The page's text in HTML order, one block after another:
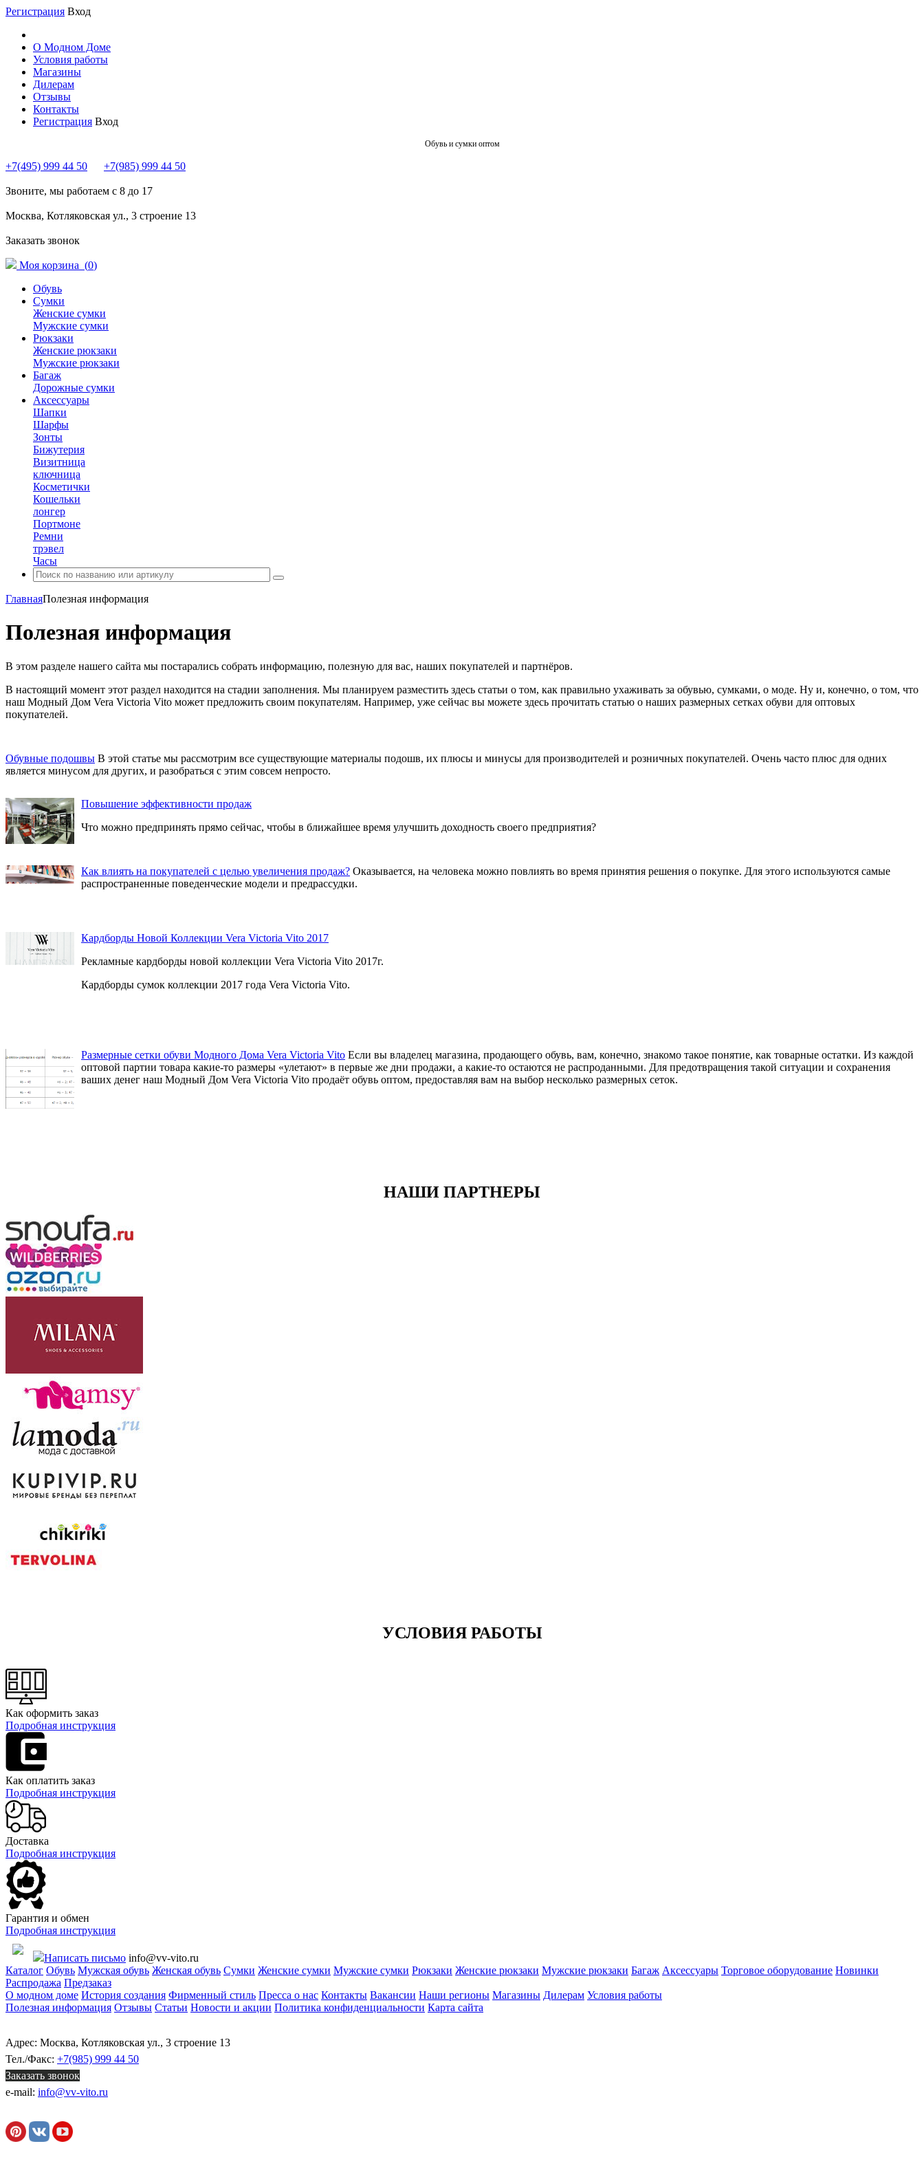
Регистрация Вход
О Модном Доме
Условия работы
Магазины
Дилерам
Отзывы
Контакты
Регистрация Вход
Обувь и сумки оптом
+7(495) 999 44 50 +7(985) 999 44 50
Звоните, мы работаем с 8 до 17
Москва, Котляковская ул., 3 строение 13
Заказать звонок
Моя корзина (0)
Обувь
Сумки
Женские сумки
Мужские сумки
Рюкзаки
Женские рюкзаки
Мужские рюкзаки
Багаж
Дорожные сумки
Аксессуары
Шапки
Шарфы
Зонты
Бижутерия
Визитница
ключница
Косметички
Кошельки
лонгер
Портмоне
Ремни
трэвел
Часы
ГлавнаяПолезная информация
Полезная информация
В этом разделе нашего сайта мы постарались собрать информацию, полезную для вас, наших покупателей и партнёров.
В настоящий момент этот раздел находится на стадии заполнения. Мы планируем разместить здесь статьи о том, как правильно ухаживать за обувью, сумками, о моде. Ну и, конечно, о том, что
наш Модный Дом Vera Victoria Vito может предложить своим покупателям. Например, уже сейчас вы можете здесь прочитать статью о наших размерных сетках обуви для оптовых
покупателей.
Обувные подошвы В этой статье мы рассмотрим все существующие материалы подошв, их плюсы и минусы для производителей и розничных покупателей. Очень часто плюс для одних
является минусом для других, и разобраться с этим совсем непросто.
Повышение эффективности продаж
Что можно предпринять прямо сейчас, чтобы в ближайшее время улучшить доходность своего предприятия?
Как влиять на покупателей с целью увеличения продаж? Оказывается, на человека можно повлиять во время принятия решения о покупке. Для этого используются самые
распространенные поведенческие модели и предрассудки.
Кардборды Новой Коллекции Vera Victoria Vito 2017
Рекламные кардборды новой коллекции Vera Victoria Vito 2017г.
Кардборды сумок коллекции 2017 года Vera Victoria Vito.
Размерные сетки обуви Модного Дома Vera Victoria Vito Если вы владелец магазина, продающего обувь, вам, конечно, знакомо такое понятие, как товарные остатки. Из каждой
оптовой партии товара какие-то размеры «улетают» в первые же дни продажи, а какие-то остаются не распроданными. Для предотвращения такой ситуации и сохранения
ваших денег наш Модный Дом Vera Victoria Vito продаёт обувь оптом, предоставляя вам на выбор несколько размерных сеток.
НАШИ ПАРТНЕРЫ
УСЛОВИЯ РАБОТЫ
Как оформить заказ
Подробная инструкция
Как оплатить заказ
Подробная инструкция
Доставка
Подробная инструкция
Гарантия и обмен
Подробная инструкция
Написать письмо info@vv-vito.ru
Каталог Обувь Мужская обувь Женская обувь Сумки Женские сумки Мужские сумки Рюкзаки Женские рюкзаки Мужские рюкзаки Багаж Аксессуары Торговое оборудование Новинки
Распродажа Предзаказ
О модном доме История создания Фирменный стиль Пресса о нас Контакты Вакансии Наши регионы Магазины Дилерам Условия работы
Полезная информация Отзывы Статьи Новости и акции Политика конфиденциальности Карта сайта
Адрес: Москва, Котляковская ул., 3 строение 13
Тел./Факс: +7(985) 999 44 50
Заказать звонок
e-mail: info@vv-vito.ru